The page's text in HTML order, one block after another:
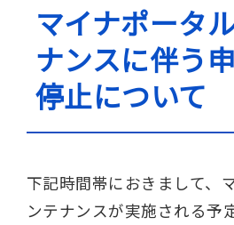
マイナポータ
ナンスに伴う
停止について
下記時間帯におきまして、
ンテナンスが実施される予